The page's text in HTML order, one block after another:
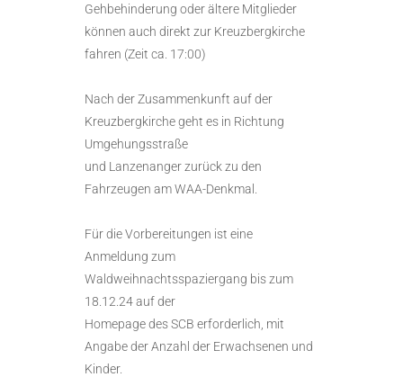
Gehbehinderung oder ältere Mitglieder
können auch direkt zur Kreuzbergkirche
fahren (Zeit ca. 17:00)
Nach der Zusammenkunft auf der
Kreuzbergkirche geht es in Richtung
Umgehungsstraße
und Lanzenanger zurück zu den
Fahrzeugen am WAA-Denkmal.
Für die Vorbereitungen ist eine
Anmeldung zum
Waldweihnachtsspaziergang bis zum
18.12.24 auf der
Homepage des SCB erforderlich, mit
Angabe der Anzahl der Erwachsenen und
Kinder.